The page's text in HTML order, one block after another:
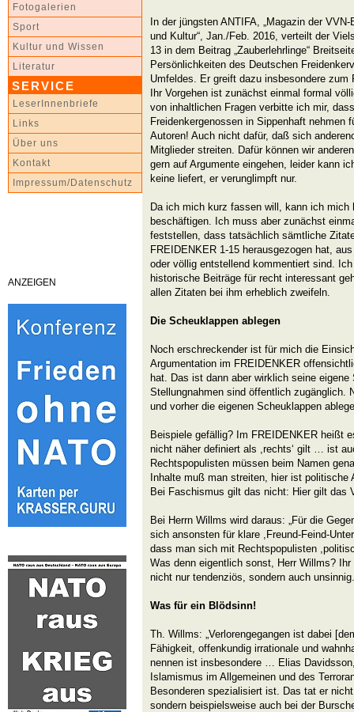
Fotogalerien
Sport
Kultur und Wissen
Literatur
SERVICE
LeserInnenbriefe
Links
Über uns
Kontakt
Impressum/Datenschutz
ANZEIGEN
In der jüngsten ANTIFA, „Magazin der
und Kultur“, Jan./Feb. 2016, verteilt der
13 in dem Beitrag „Zauberlehrlinge“
Persönlichkeiten des Deutschen
Umfeldes. Er greift dazu insbesondere
Ihr Vorgehen ist zunächst einmal formal
von inhaltlichen Fragen verbitte ich mir,
Freidenkergenossen in Sippenhaft nehmen
Autoren! Auch nicht dafür, daß sich
Mitglieder streiten. Dafür können wir
gern auf Argumente eingehen, leider kann
keine liefert, er verunglimpft nur.
Da ich mich kurz fassen will, kann ich mich
beschäftigen. Ich muss aber zunächst
feststellen, dass tatsächlich sämtliche
FREIDENKER 1-15 herausgezogen hat,
oder völlig entstellend kommentiert sind.
historische Beiträge für recht interessant
allen Zitaten bei ihm erheblich zweifeln.
Die Scheuklappen ablegen
Noch erschreckender ist für mich die
Argumentation im FREIDENKER
hat. Das ist dann aber wirklich seine
Stellungnahmen sind öffentlich zugänglich.
und vorher die eigenen Scheuklappen
Beispiele gefällig? Im FREIDENKER heißt
nicht näher definiert als ,rechts‘ gilt … ist
Rechtspopulisten müssen beim Namen
Inhalte muß man streiten, hier ist politische
Bei Faschismus gilt das nicht: Hier gilt das
Bei Herrn Willms wird daraus: „Für die
sich ansonsten für klare ,Freund-Feind-
dass man sich mit Rechtspopulisten
Was denn eigentlich sonst, Herr Willms?
nicht nur tendenziös, sondern auch unsinnig.
Was für ein Blödsinn!
Th. Willms: „Verlorengegangen ist dabei
Fähigkeit, offenkundig irrationale und
nennen ist insbesondere … Elias
Islamismus im Allgemeinen und des
Besonderen spezialisiert ist. Das tat er
sondern beispielsweise auch bei der